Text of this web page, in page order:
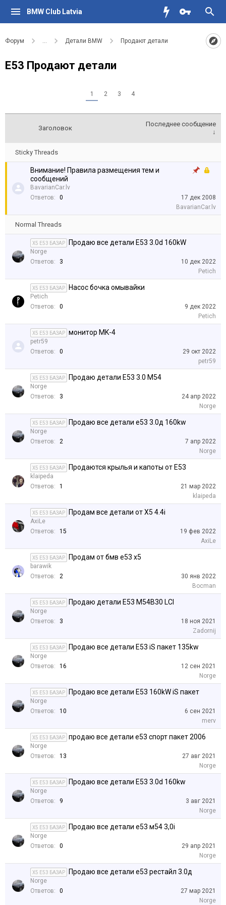
BMW Club Latvia
Форум ... Детали BMW Продают детали
Е53 Продают детали
1 2 3 4
Заголовок
Последнее сообщение
↓
Sticky Threads
Внимание! Правила размещения тем и
сообщений
BavarianCar.lv
Ответов:
0
17 дек 2008
BavarianCar.lv
Normal Threads
X5 E53 БАЗАР Продаю все детали E53 3.0d 160kW
Norge
Ответов:
3
10 дек 2022
Petich
X5 E53 БАЗАР Насос бочка омывайки
Petich
Ответов:
0
9 дек 2022
Petich
X5 E53 БАЗАР монитор MK-4
petr59
Ответов:
0
29 окт 2022
petr59
X5 E53 БАЗАР Продаю детали E53 3.0 M54
Norge
Ответов:
3
24 апр 2022
Norge
X5 E53 БАЗАР Продаю все детали е53 3.0д 160kw
Norge
Ответов:
2
7 апр 2022
Norge
X5 E53 БАЗАР Продаются крылья и капоты от E53
klaipeda
Ответов:
1
21 мар 2022
klaipeda
X5 E53 БАЗАР Продам все детали от X5 4.4i
AxiLe
Ответов:
15
19 фев 2022
AxiLe
X5 E53 БАЗАР Продам от бмв е53 х5
barawik
Ответов:
2
30 янв 2022
Bocman
X5 E53 БАЗАР Продаю детали E53 M54B30 LCI
Norge
Ответов:
3
18 ноя 2021
Zadornij
X5 E53 БАЗАР Продаю все детали E53 iS пакет 135kw
Norge
Ответов:
16
12 сен 2021
Norge
X5 E53 БАЗАР Продаю все детали E53 160kW iS пакет
Norge
Ответов:
10
6 сен 2021
merv
X5 E53 БАЗАР продаю все детали е53 спорт пакет 2006
Norge
Ответов:
13
27 авг 2021
Norge
X5 E53 БАЗАР Продаю все детали E53 3.0d 160kw
Norge
Ответов:
9
3 авг 2021
Norge
X5 E53 БАЗАР Продаю все детали е53 м54 3,0i
Norge
Ответов:
0
29 апр 2021
Norge
X5 E53 БАЗАР Продаю все детали е53 рестайл 3.0д
Norge
Ответов:
0
27 мар 2021
Norge